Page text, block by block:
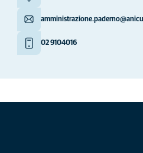
02 9104016